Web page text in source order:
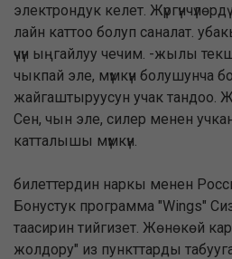
электрондук келет.
лайн каттоо болуп саналат.
үчүн ыңгайлуу чечим. -жылы
чыкпай эле, мүмкүн болушунча
жайгаштыруусун учак тандоо.
Сен, чын эле, силер менен учкан
катталышы мүмкүн.
билеттердин наркы менен
Бонустук программа "Wings"
таасирин тийгизет. Жөнөкөй
жолдору" из пункттарды табууга